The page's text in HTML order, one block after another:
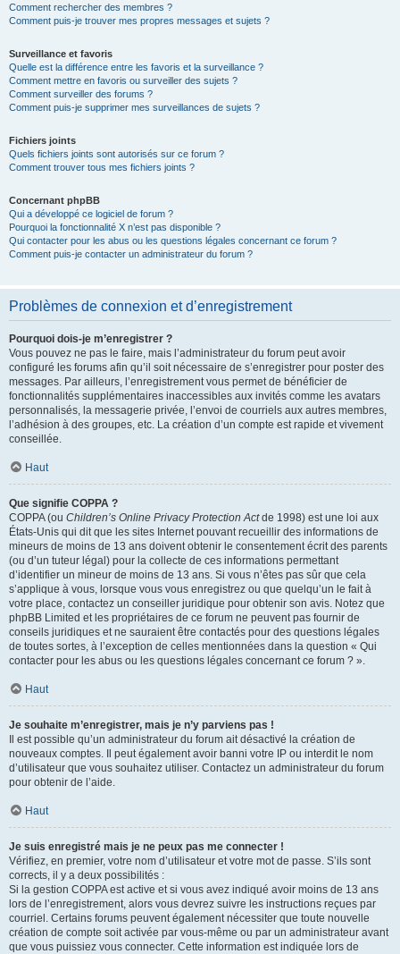
Comment rechercher des membres ?
Comment puis-je trouver mes propres messages et sujets ?
Surveillance et favoris
Quelle est la différence entre les favoris et la surveillance ?
Comment mettre en favoris ou surveiller des sujets ?
Comment surveiller des forums ?
Comment puis-je supprimer mes surveillances de sujets ?
Fichiers joints
Quels fichiers joints sont autorisés sur ce forum ?
Comment trouver tous mes fichiers joints ?
Concernant phpBB
Qui a développé ce logiciel de forum ?
Pourquoi la fonctionnalité X n’est pas disponible ?
Qui contacter pour les abus ou les questions légales concernant ce forum ?
Comment puis-je contacter un administrateur du forum ?
Problèmes de connexion et d’enregistrement
Pourquoi dois-je m’enregistrer ?
Vous pouvez ne pas le faire, mais l’administrateur du forum peut avoir
configuré les forums afin qu’il soit nécessaire de s’enregistrer pour poster des
messages. Par ailleurs, l’enregistrement vous permet de bénéficier de
fonctionnalités supplémentaires inaccessibles aux invités comme les avatars
personnalisés, la messagerie privée, l’envoi de courriels aux autres membres,
l’adhésion à des groupes, etc. La création d’un compte est rapide et vivement
conseillée.
Haut
Que signifie COPPA ?
COPPA (ou Children’s Online Privacy Protection Actde 1998) est une loi aux
États-Unis qui dit que les sites Internet pouvant recueillir des informations de
mineurs de moins de 13 ans doivent obtenir le consentement écrit des parents
(ou d’un tuteur légal) pour la collecte de ces informations permettant
d’identifier un mineur de moins de 13 ans. Si vous n’êtes pas sûr que cela
s’applique à vous, lorsque vous vous enregistrez ou que quelqu’un le fait à
votre place, contactez un conseiller juridique pour obtenir son avis. Notez que
phpBB Limited et les propriétaires de ce forum ne peuvent pas fournir de
conseils juridiques et ne sauraient être contactés pour des questions légales
de toutes sortes, à l’exception de celles mentionnées dans la question « Qui
contacter pour les abus ou les questions légales concernant ce forum ? ».
Haut
Je souhaite m’enregistrer, mais je n’y parviens pas !
Il est possible qu’un administrateur du forum ait désactivé la création de
nouveaux comptes. Il peut également avoir banni votre IP ou interdit le nom
d’utilisateur que vous souhaitez utiliser. Contactez un administrateur du forum
pour obtenir de l’aide.
Haut
Je suis enregistré mais je ne peux pas me connecter !
Vérifiez, en premier, votre nom d’utilisateur et votre mot de passe. S’ils sont
corrects, il y a deux possibilités :
Si la gestion COPPA est active et si vous avez indiqué avoir moins de 13 ans
lors de l’enregistrement, alors vous devrez suivre les instructions reçues par
courriel. Certains forums peuvent également nécessiter que toute nouvelle
création de compte soit activée par vous-même ou par un administrateur avant
que vous puissiez vous connecter. Cette information est indiquée lors de